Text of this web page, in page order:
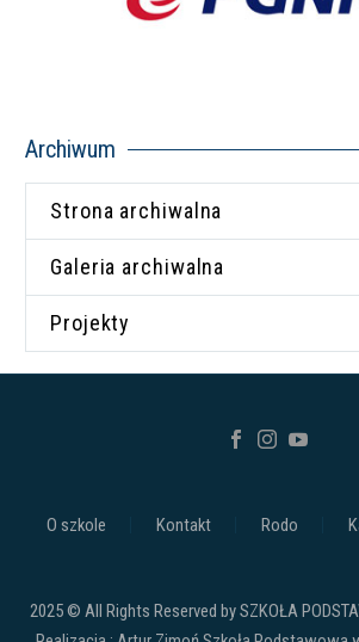
Archiwum
Strona archiwalna
Galeria archiwalna
Projekty
O szkole Kontakt Rodo
2025 © All Rights Reserved by SZKOŁA